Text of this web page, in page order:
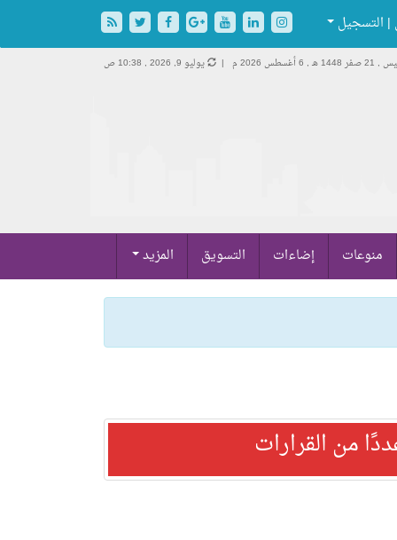
التسجيل
1448 هـ , 6 أغسطس 2026 م | يوليو 9, 2026 , 10:38 ص
منوعات إضاءات التسويق المزيد
من القرارات